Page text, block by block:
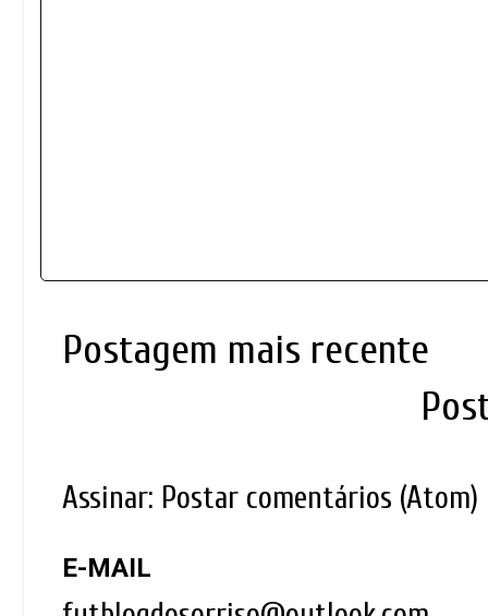
Postagem mais recente
Assinar: Postar comentários (Atom)
E-MAIL